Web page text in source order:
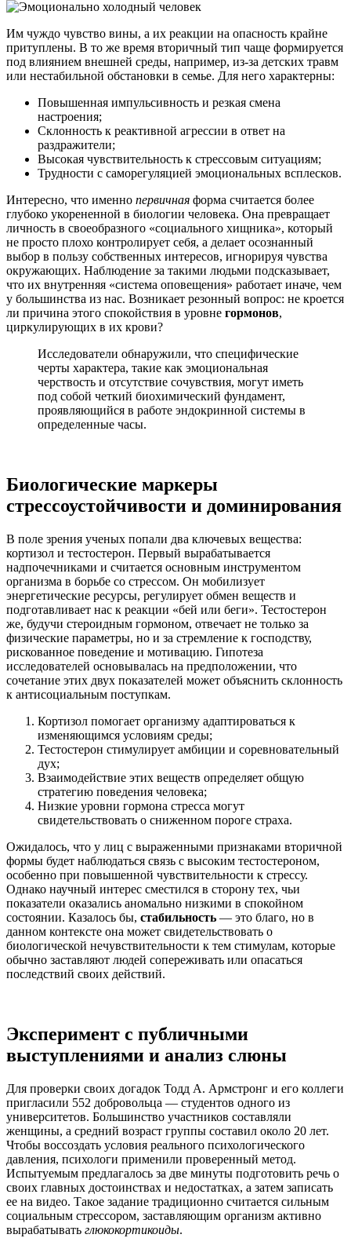
Им чуждо чувство вины, а их реакции на опасность крайне
притуплены. В то же время вторичный тип чаще формируется
под влиянием внешней среды, например, из-за детских травм
или нестабильной обстановки в семье. Для него характерны:
Повышенная импульсивность и резкая смена
настроения;
Склонность к реактивной агрессии в ответ на
раздражители;
Высокая чувствительность к стрессовым ситуациям;
Трудности с саморегуляцией эмоциональных всплесков.
Интересно, что именно первичная форма считается более
глубоко укорененной в биологии человека. Она превращает
личность в своеобразного «социального хищника», который
не просто плохо контролирует себя, а делает осознанный
выбор в пользу собственных интересов, игнорируя чувства
окружающих. Наблюдение за такими людьми подсказывает,
что их внутренняя «система оповещения» работает иначе, чем
у большинства из нас. Возникает резонный вопрос: не кроется
ли причина этого спокойствия в уровне гормонов,
циркулирующих в их крови?
Исследователи обнаружили, что специфические
черты характера, такие как эмоциональная
черствость и отсутствие сочувствия, могут иметь
под собой четкий биохимический фундамент,
проявляющийся в работе эндокринной системы в
определенные часы.
Биологические маркеры
стрессоустойчивости и доминирования
В поле зрения ученых попали два ключевых вещества:
кортизол и тестостерон. Первый вырабатывается
надпочечниками и считается основным инструментом
организма в борьбе со стрессом. Он мобилизует
энергетические ресурсы, регулирует обмен веществ и
подготавливает нас к реакции «бей или беги». Тестостерон
же, будучи стероидным гормоном, отвечает не только за
физические параметры, но и за стремление к господству,
рискованное поведение и мотивацию. Гипотеза
исследователей основывалась на предположении, что
сочетание этих двух показателей может объяснить склонность
к антисоциальным поступкам.
Кортизол помогает организму адаптироваться к
изменяющимся условиям среды;
Тестостерон стимулирует амбиции и соревновательный
дух;
Взаимодействие этих веществ определяет общую
стратегию поведения человека;
Низкие уровни гормона стресса могут
свидетельствовать о сниженном пороге страха.
Ожидалось, что у лиц с выраженными признаками вторичной
формы будет наблюдаться связь с высоким тестостероном,
особенно при повышенной чувствительности к стрессу.
Однако научный интерес сместился в сторону тех, чьи
показатели оказались аномально низкими в спокойном
состоянии. Казалось бы, стабильность — это благо, но в
данном контексте она может свидетельствовать о
биологической нечувствительности к тем стимулам, которые
обычно заставляют людей сопереживать или опасаться
последствий своих действий.
Эксперимент с публичными
выступлениями и анализ слюны
Для проверки своих догадок Тодд А. Армстронг и его коллеги
пригласили 552 добровольца — студентов одного из
университетов. Большинство участников составляли
женщины, а средний возраст группы составил около 20 лет.
Чтобы воссоздать условия реального психологического
давления, психологи применили проверенный метод.
Испытуемым предлагалось за две минуты подготовить речь о
своих главных достоинствах и недостатках, а затем записать
ее на видео. Такое задание традиционно считается сильным
социальным стрессором, заставляющим организм активно
вырабатывать глюкокортикоиды.